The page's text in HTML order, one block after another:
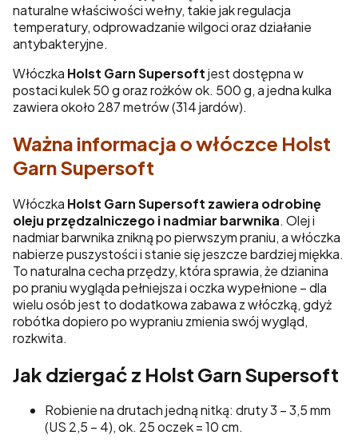
naturalne właściwości wełny, takie jak regulacja
temperatury, odprowadzanie wilgoci oraz działanie
antybakteryjne.
Włóczka Holst Garn Supersoftjest dostępna w
postaci kulek 50 g oraz rożków ok. 500 g, a jedna kulka
zawiera około 287 metrów (314 jardów).
Ważna informacja o włóczce Holst
Garn Supersoft
Włóczka Holst Garn Supersoft zawiera odrobinę
oleju przędzalniczego i nadmiar barwnika. Olej i
nadmiar barwnika znikną po pierwszym praniu, a włóczka
nabierze puszystości i stanie się jeszcze bardziej miękka.
To naturalna cecha przędzy, która sprawia, że dzianina
po praniu wygląda pełniejsza i oczka wypełnione – dla
wielu osób jest to dodatkowa zabawa z włóczką, gdyż
robótka dopiero po wypraniu zmienia swój wygląd,
rozkwita.
Jak dziergać z Holst Garn Supersoft
Robienie na drutach jedną nitką: druty 3 – 3,5 mm
(US 2,5 – 4), ok. 25 oczek = 10 cm.